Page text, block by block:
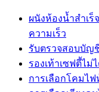
ผนังห้องน้ำสำเ
ความเร็ว
รับตรวจสอบบัญ
รองเท้าเซฟตี้ไม่
การเลือกโคมไ